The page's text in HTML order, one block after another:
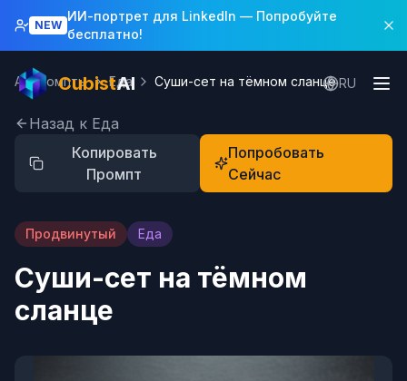
NEW
ИИ-портрет для LinkedIn — Попробуйте
бесплатно!
CubistAI RU
AI Промпты Еда Суши-сет на тёмном сланце
Назад к Еда
Копировать
Промпт
Попробовать
Сейчас
Продвинутый Еда
Суши-сет на тёмном
сланце